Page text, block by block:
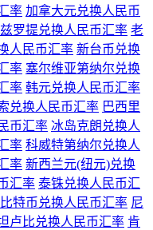
率 加拿大元兑换人民币
罗提兑换人民币汇率 老
人民币汇率 新台币兑换
率 塞尔维亚第纳尔兑换
率 韩元兑换人民币汇率
兑换人民币汇率 巴西里
币汇率 冰岛克朗兑换人
率 科威特第纳尔兑换人
率 新西兰元(纽元)兑换
汇率 泰铢兑换人民币汇
比特币兑换人民币汇率 尼
卢比兑换人民币汇率 肯